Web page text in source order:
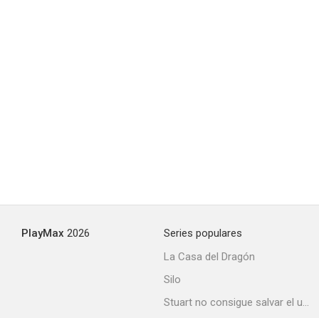
PlayMax 2026
Series populares
La Casa del Dragón
Silo
Stuart no consigue salvar el universo